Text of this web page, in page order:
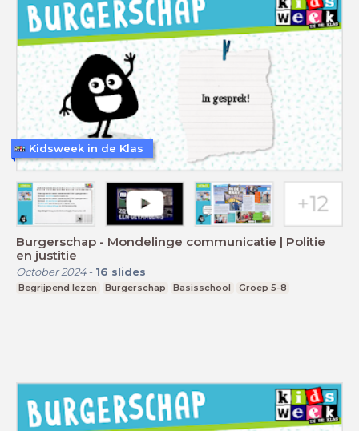
Burgerschap - Mondelinge communicatie | Politie
en justitie
October 2024- 16 slides
Begrijpend lezen Burgerschap Basisschool Groep 5-8
Kidsweek in de Klas